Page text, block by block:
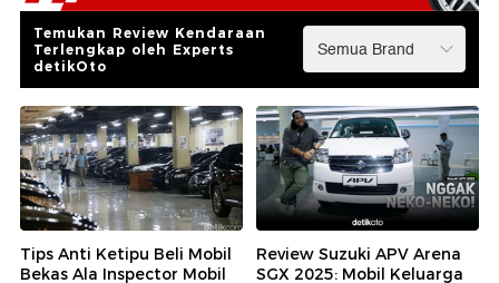
Temukan Review Kendaraan
Terlengkap oleh Experts
detikOto
Tips Anti Ketipu Beli Mobil
Bekas Ala Inspector Mobil
Review Suzuki APV Arena
SGX 2025: Mobil Keluarga